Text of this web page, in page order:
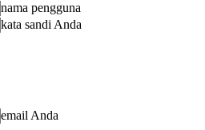
nama pengguna
kata sandi Anda
email Anda